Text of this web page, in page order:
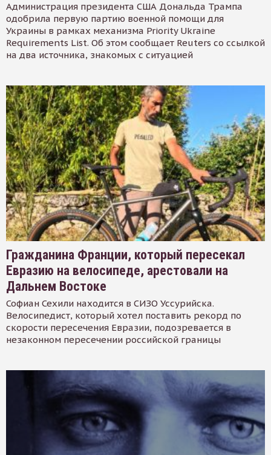
Администрация президента США Дональда Трампа
одобрила первую партию военной помощи для
Украины в рамках механизма Priority Ukraine
Requirements List. Об этом сообщает Reuters со ссылкой
на два источника, знакомых с ситуацией
Гражданина Франции, который пересекал
Евразию на велосипеде, арестовали на
Дальнем Востоке
Софиан Сехили находится в СИЗО Уссурийска.
Велосипедист, который хотел поставить рекорд по
скорости пересечения Евразии, подозревается в
незаконном пересечении российской границы